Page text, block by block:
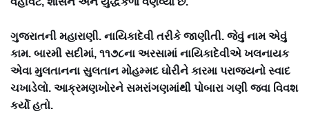
ગુજરાતની મહારાણી. નાયિકાદેવી તરીકે જાણીતી. જેવું નામ એવું
કામ. બારમી સદીમાં, ૧૧૭૮ના અરસામાં નાયિકાદેવીએ ખલનાયક
એવા મુલતાનના સુલતાન મોહમ્મદ ઘોરીને કારમા પરાજયનો સ્વાદ
ચખાડેલો. આક્રમણખોરને સમરાંગણમાંથી પોબારા ગણી જવા વિવશ
કર્યો હતો.